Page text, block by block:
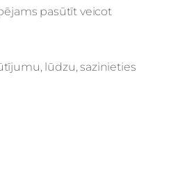
pasūtīt veicot
lūdzu, sazinieties